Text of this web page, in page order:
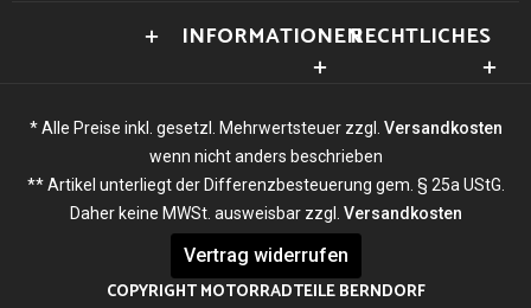
INFORMATIONENRECHTLICHES
* Alle Preise inkl. gesetzl. Mehrwertsteuer zzgl. Versandkosten
wenn nicht anders beschrieben
** Artikel unterliegt der Differenzbesteuerung gem. § 25a UStG.
Daher keine MWSt. ausweisbar zzgl. Versandkosten
Vertrag widerrufen
COPYRIGHT MOTORRADTEILE BERNDORF